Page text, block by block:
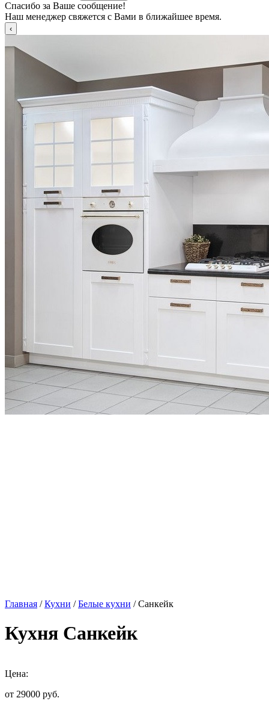
Спасибо за Ваше сообщение!
Наш менеджер свяжется с Вами в ближайшее время.
Главная /Кухни /Белые кухни / Санкейк
Кухня Санкейк
Цена:
от 29000 руб.